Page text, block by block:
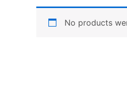
No products